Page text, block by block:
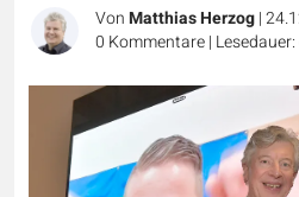
VonMatthias Herzog|
0 Kommentare|